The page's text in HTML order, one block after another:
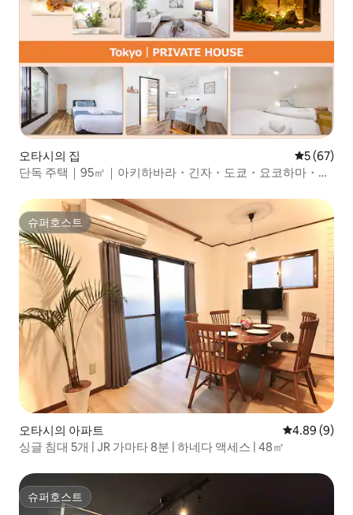
오타시의 집 평점 5점(5
5 (67)
단독 주택｜95㎡｜아키하바라・긴자・도쿄・요코하마・하
리
슈퍼호스트
슈퍼호스트
오타시의 아파트 평점 4.89점
4.89 (9)
싱글 침대 5개 | JR 가마타 8분 | 하네다 액세스 | 48㎡
슈퍼호스트
슈퍼호스트